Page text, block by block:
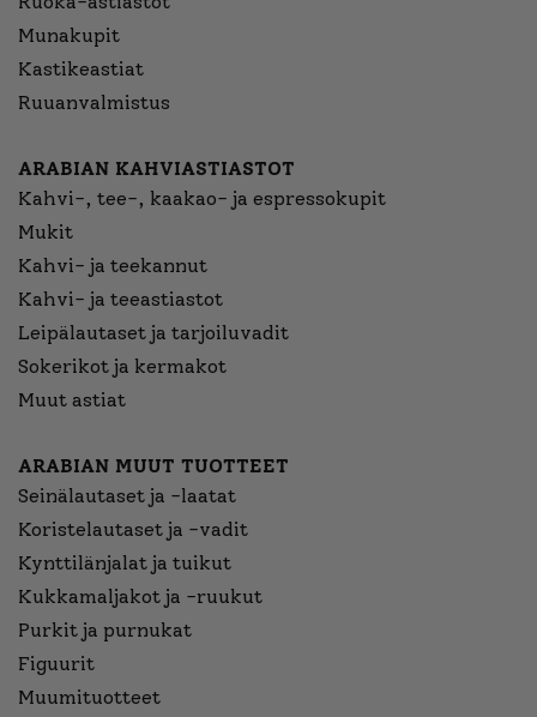
Munakupit
Kastikeastiat
Ruuanvalmistus
ARABIAN KAHVIASTIASTOT
Kahvi-, tee-, kaakao- ja espressokupit
Mukit
Kahvi- ja teekannut
Kahvi- ja teeastiastot
Leipälautaset ja tarjoiluvadit
Sokerikot ja kermakot
Muut astiat
ARABIAN MUUT TUOTTEET
Seinälautaset ja -laatat
Koristelautaset ja -vadit
Kynttilänjalat ja tuikut
Kukkamaljakot ja -ruukut
Purkit ja purnukat
Figuurit
Muumituotteet